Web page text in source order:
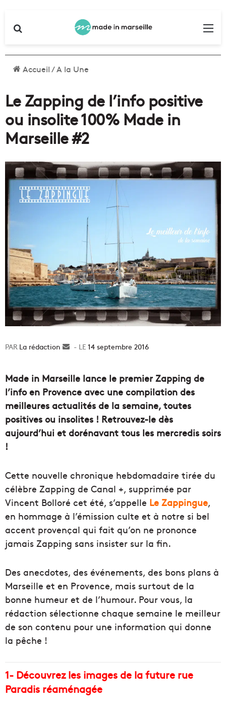
Accueil/A la Une
Le Zapping de l’info positive
ou insolite 100% Made in
Marseille #2
La rédaction
Envoyer14 septembre 2016
Made in Marseille lance le premier Zapping de
l’info en Provence avec une compilation des
meilleures actualités de la semaine, toutes
positives ou insolites ! Retrouvez-le dès
aujourd’hui et dorénavant tous les mercredis soirs
!
Cette nouvelle chronique hebdomadaire tirée du
célèbre Zapping de Canal +, supprimée par
Vincent Bolloré cet été, s’appelle Le Zappingue,
en hommage à l’émission culte et à notre si bel
accent provençal qui fait qu’on ne prononce
jamais Zapping sans insister sur la fin.
Des anecdotes, des événements, des bons plans à
Marseille et en Provence, mais surtout de la
bonne humeur et de l’humour. Pour vous, la
rédaction sélectionne chaque semaine le meilleur
de son contenu pour une information qui donne
la pêche !
1- Découvrez les images de la future rue
Paradis réaménagée